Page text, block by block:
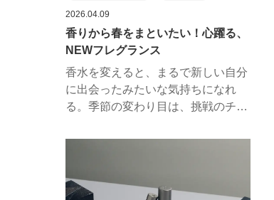
ジミー チュウ
ジバンシイ ビューティー
イヴ・サンローラン・ボーテ
ロクシタン
2026.04.09
香りから春をまといたい！心躍る、
NEWフレグランス
香水を変えると、まるで新しい自分
に出会ったみたいな気持ちになれ
る。季節の変わり目は、挑戦のチャ
大胆な香りも、まとってみたら相性
ることもあるんです。